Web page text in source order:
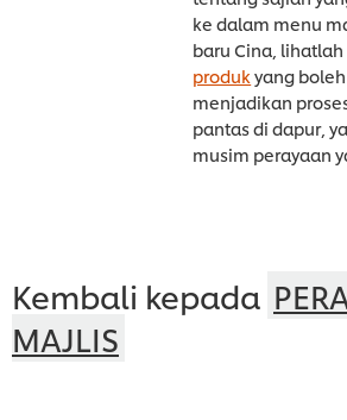
ke dalam menu
baru Cina, lihatlah
produk yang
menjadikan
pantas di dapur,
musim perayaan
Kembali kepada
MAJLIS